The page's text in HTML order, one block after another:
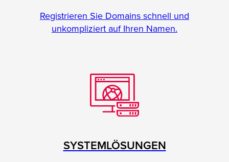
Registrieren Sie Domains schnell und
unkompliziert auf Ihren Namen.
SYSTEMLÖSUNGEN